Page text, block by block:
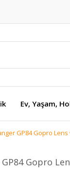
Ev, Yaşam,
GP84 Gopro
Gopro